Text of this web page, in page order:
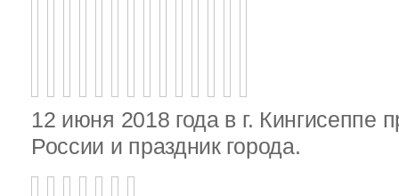
12 июня 2018 года в г. Кингисеппе
России и праздник города.